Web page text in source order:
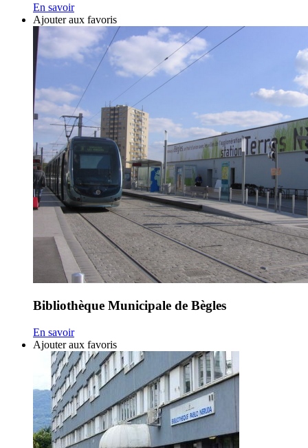
En savoir
Ajouter aux favoris
Bibliothèque Municipale de Bègles
En savoir
Ajouter aux favoris